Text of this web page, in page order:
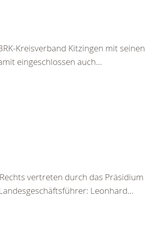
Kreisverband Kitzingen mit seinen
eingeschlossen auch...
vertreten durch das Präsidium
Leonhard...